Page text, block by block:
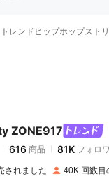
レンドヒップホップスト
ZONE917
616 商品 81Kフォロワ
は1日前に購入しました
されました 40K 回数目